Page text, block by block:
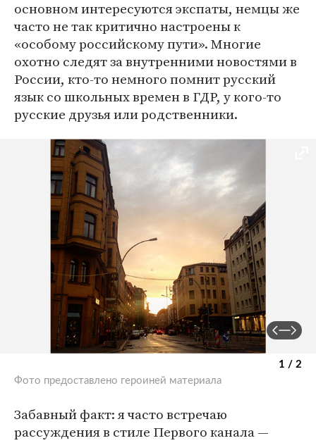
основном интересуются экспаты, немцы же
часто не так критично настроены к
«особому российскому пути». Многие
охотно следят за внутренними новостями в
России, кто-то немного помнит русский
язык со школьных времен в ГДР, у кого-то
русские друзья или родственники.
1 / 2
Фото предоставлено героиней материала
Забавный факт: я часто встречаю
рассуждения в стиле Первого канала —